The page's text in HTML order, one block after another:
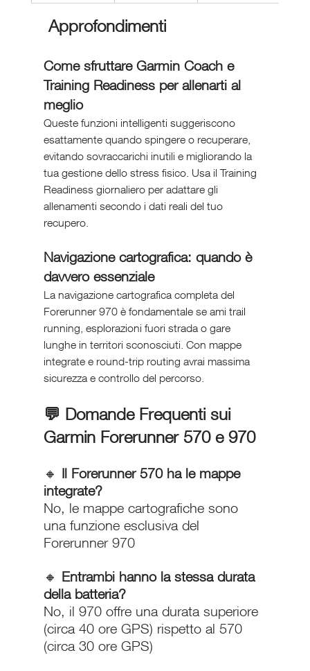
Approfondimenti
Come sfruttare Garmin Coach e
Training Readiness per allenarti al
meglio
Queste funzioni intelligenti suggeriscono
esattamente quando spingere o recuperare,
evitando sovraccarichi inutili e migliorando la
tua gestione dello stress fisico. Usa il Training
Readiness giornaliero per adattare gli
allenamenti secondo i dati reali del tuo
recupero.
Navigazione cartografica: quando è
davvero essenziale
La navigazione cartografica completa del
Forerunner 970 è fondamentale se ami trail
running, esplorazioni fuori strada o gare
lunghe in territori sconosciuti. Con mappe
integrate e round-trip routing avrai massima
sicurezza e controllo del percorso.
💬 Domande Frequenti sui
Garmin Forerunner 570 e 970
🔸 Il Forerunner 570 ha le mappe
integrate?
No, le mappe cartografiche sono
una funzione esclusiva del
Forerunner 970
🔸 Entrambi hanno la stessa durata
della batteria?
No, il 970 offre una durata superiore
(circa 40 ore GPS) rispetto al 570
(circa 30 ore GPS)